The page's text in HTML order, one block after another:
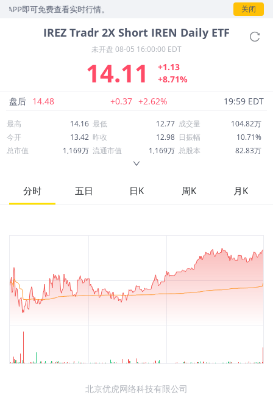
免费查看实时行情。 关闭
IREZ Tradr 2X Short IREN Daily ETF
未开盘 08-05 16:00:00 EDT
14.11
+1.13
+8.71%
盘后 14.48 +0.37 +2.62% 19:59 EDT
最高 14.16 最低 12.77 成交量
104.82万
今开
13.42 昨收 12.98 日振幅
10.71%
总市值
1,169万 流通市值 1,169万 总股本
82.83万
52周最高
119.01 市盈率
股息
分时 五日 日K 周K 月K
北京优虎网络科技有限公司